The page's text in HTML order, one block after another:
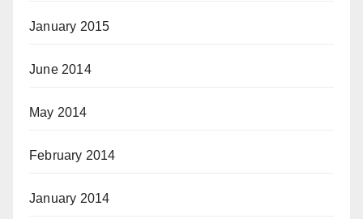
January 2015
June 2014
May 2014
February 2014
January 2014